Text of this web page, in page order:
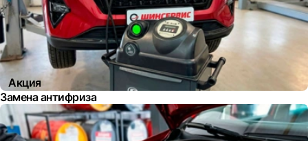
Акция
Замена антифриза